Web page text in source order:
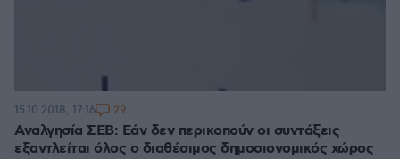
Αναλγησία ΣΕΒ: Εάν δεν περικοπούν οι συντάξεις
εξαντλείται όλος ο διαθέσιμος δημοσιονομικός χώρος
15.10.2018, 17:16 29